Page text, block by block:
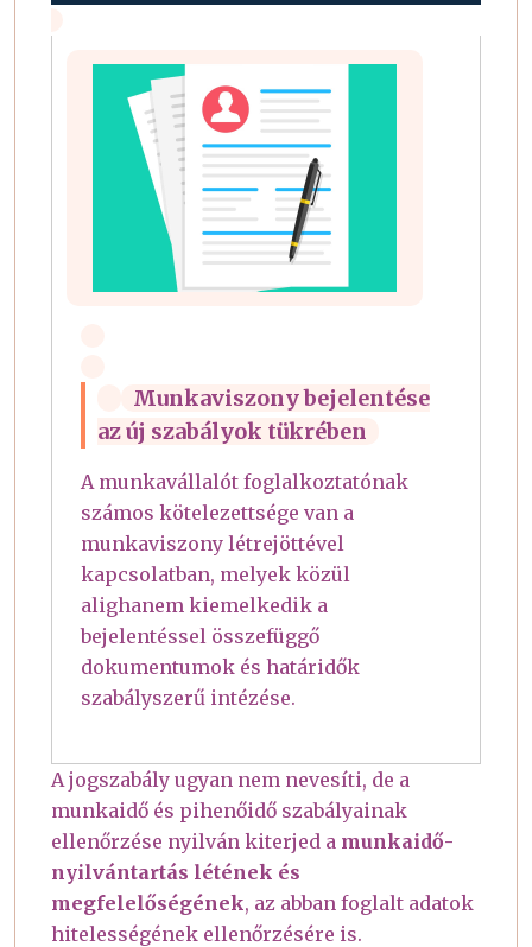
Munkaviszony bejelentése
az új szabályok tükrében
A munkavállalót foglalkoztatónak
számos kötelezettsége van a
munkaviszony létrejöttével
kapcsolatban, melyek közül
alighanem kiemelkedik a
bejelentéssel összefüggő
dokumentumok és határidők
szabályszerű intézése.
A jogszabály ugyan nem nevesíti, de a
munkaidő és pihenőidő szabályainak
ellenőrzése nyilván kiterjed a munkaidő-
nyilvántartás létének és
megfelelőségének, az abban foglalt adatok
hitelességének ellenőrzésére is.